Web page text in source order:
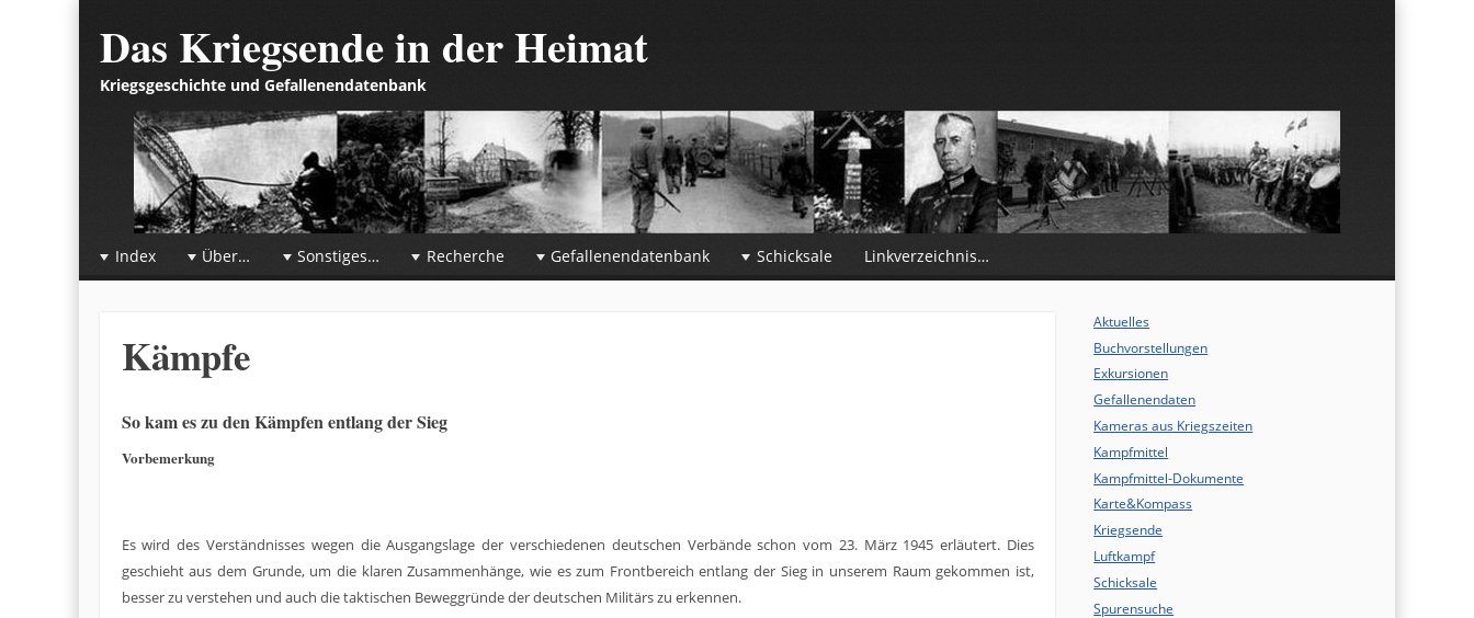
Das Kriegsende in der Heimat
Kriegsgeschichte und Gefallenendatenbank
☰Menu
Skip to content
Index Über… Sonstiges… Recherche Gefallenendatenbank Schicksale Linkverzeichnis…
Kämpfe
So kam es zu den Kämpfen entlang der Sieg
Vorbemerkung
Es wird des Verständnisses wegen die Ausgangslage der verschiedenen deutschen Verbände schon vom 23. März 1945 erläutert. Dies
geschieht aus dem Grunde, um die klaren Zusammenhänge, wie es zum Frontbereich entlang der Sieg in unserem Raum gekommen ist,
besser zu verstehen und auch die taktischen Beweggründe der deutschen Militärs zu erkennen.
Aktuelles
Buchvorstellungen
Exkursionen
Gefallenendaten
Kameras aus Kriegszeiten
Kampfmittel
Kampfmittel-Dokumente
Karte&Kompass
Kriegsende
Luftkampf
Schicksale
Spurensuche